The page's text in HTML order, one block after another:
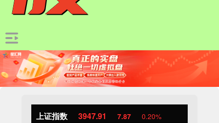
上证指数 3947.91 7.87 0.20%